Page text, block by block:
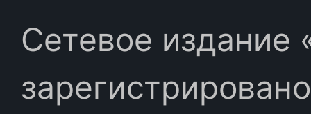
Сетевое издание